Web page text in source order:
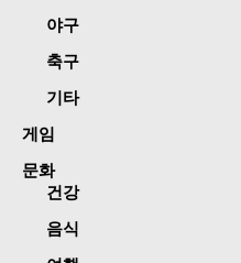
야구
축구
기타
게임
문화
건강
음식